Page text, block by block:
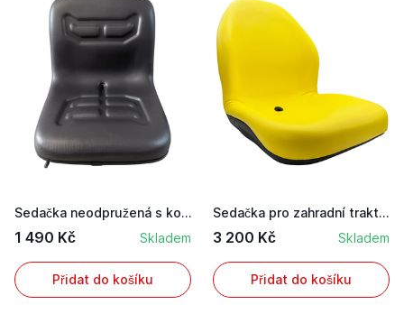
Sedačka neodpružená s kolejnicemi pro posuv na ...
1 490 Kč Skladem
Přidat do košíku
Sedačka pro zahradní traktory a ridery John De...
3 200 Kč Skladem
Přidat do košíku